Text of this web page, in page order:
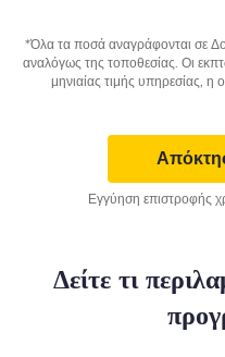
*Όλα τα ποσά αναγράφονται σε
αναλόγως της τοποθεσίας. Οι
μηνιαίας τιμής υπηρεσίας, η
Εγγύηση επιστροφής
Δείτε τι